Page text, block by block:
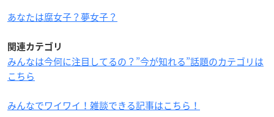
あなたは腐女子？夢女子？
関連カテゴリ
みんなは今何に注目してるの？”今が知れる”話題のカテゴリは
こちら
みんなでワイワイ！雑談できる記事はこちら！